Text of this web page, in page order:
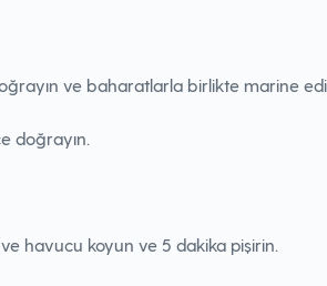
ve baharatlarla birlikte marine
doğrayın.
havucu koyun ve 5 dakika pişirin.